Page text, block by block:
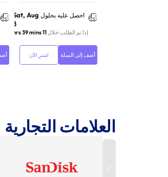
احصل عليه بحلول Sat, Aug
8
إذا تم الطلب خلال11 hrs 39 mins
أضف إلى السلة اشترِ الآن
العلامات التجارية